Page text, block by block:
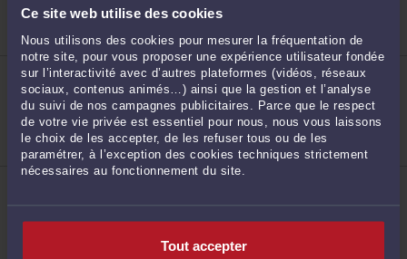
Ce site web utilise des cookies
Nous utilisons des cookies pour mesurer la fréquentation de
notre site, pour vous proposer une expérience utilisateur fondée
sur l’interactivité avec d’autres plateformes (vidéos, réseaux
sociaux, contenus animés…) ainsi que la gestion et l’analyse
du suivi de nos campagnes publicitaires. Parce que le respect
de votre vie privée est essentiel pour nous, nous vous laissons
le choix de les accepter, de les refuser tous ou de les
paramétrer, à l’exception des cookies techniques strictement
nécessaires au fonctionnement du site.
Tout accepter
129
Procédure d'appel
Droit de la famille, des personnes et de leur
patrimoine
ME SÉBASTIEN VERMERSCH
15 Avenue Jean Lebas 59100 ROUBAIX
Procédure civile
Droit du crédit et de la consommation
Droit de la famille, des personnes et de leur
patrimoine
20 Rue des Tours 59000 LILLE
Procédure civile
Droit commercial, des affaires et de la concurrence